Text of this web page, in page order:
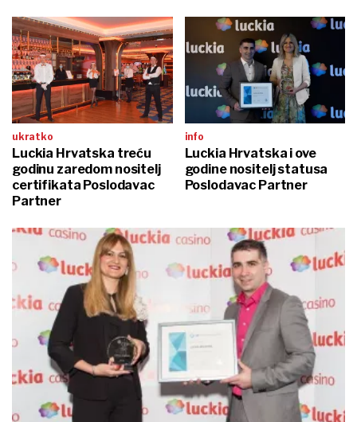
ukratko
Luckia Hrvatska treću
godinu zaredom nositelj
certifikata Poslodavac
Partner
info
Luckia Hrvatska i ove
godine nositelj statusa
Poslodavac Partner